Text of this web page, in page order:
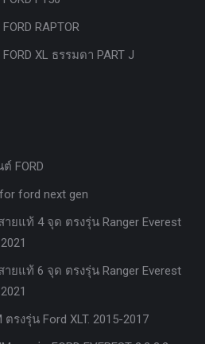
RAPTOR
XL ธรรมดา PART J
FORD
ford next gen
ยแท้ 4 จุด ตรงรุ่น Ranger Everest
ยแท้ 6 จุด ตรงรุ่น Ranger Everest
รงรุ่น Ford XLT. 2015-2017